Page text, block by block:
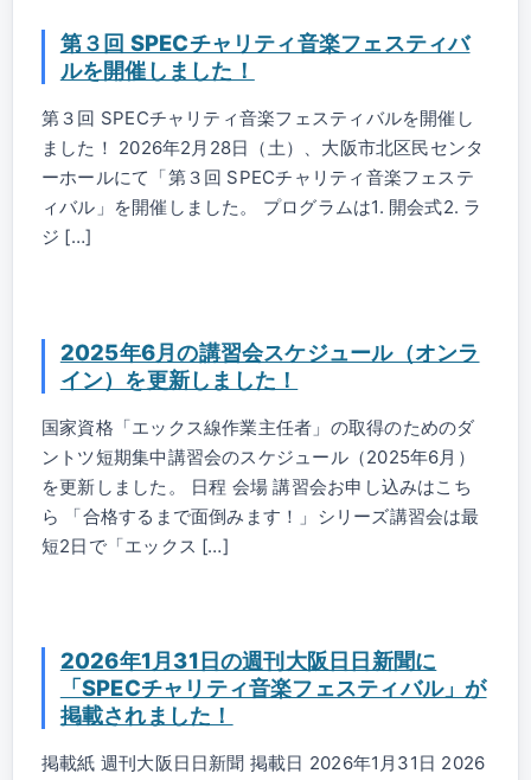
第３回 SPECチャリティ音楽フェスティバ
ルを開催しました！
第３回 SPECチャリティ音楽フェスティバルを開催し
ました！ 2026年2月28日（土）、大阪市北区民センタ
ーホールにて「第３回 SPECチャリティ音楽フェステ
ィバル」を開催しました。 プログラムは1. 開会式2. ラ
ジ […]
2025年6月の講習会スケジュール（オンラ
イン）を更新しました！
国家資格「エックス線作業主任者」の取得のためのダ
ントツ短期集中講習会のスケジュール（2025年6月）
を更新しました。 日程 会場 講習会お申し込みはこち
ら 「合格するまで面倒みます！」シリーズ講習会は最
短2日で「エックス […]
2026年1月31日の週刊大阪日日新聞に
「SPECチャリティ音楽フェスティバル」が
掲載されました！
掲載紙 週刊大阪日日新聞 掲載日 2026年1月31日 2026